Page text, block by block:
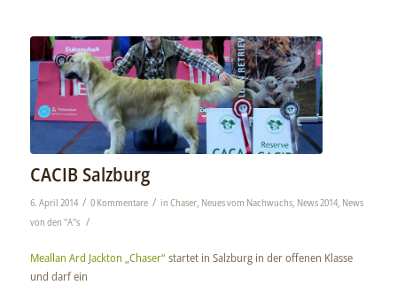
CACIB Salzburg
6. April 2014 / 0 Kommentare / in Chaser, Neues vom Nachwuchs, News 2014, News
von den "A"s /
Meallan Ard Jackton „Chaser“startet in Salzburg in der offenen Klasse
und darf ein